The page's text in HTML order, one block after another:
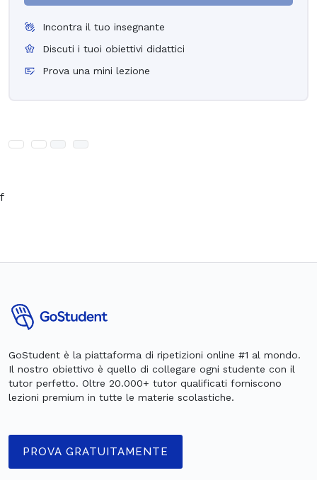
Incontra il tuo insegnante
Discuti i tuoi obiettivi didattici
Prova una mini lezione
f
GoStudent è la piattaforma di ripetizioni online #1 al mondo.
Il nostro obiettivo è quello di collegare ogni studente con il
tutor perfetto. Oltre 20.000+ tutor qualificati forniscono
lezioni premium in tutte le materie scolastiche.
PROVA GRATUITAMENTE